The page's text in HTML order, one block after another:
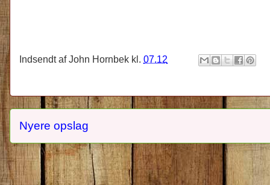
Indsendt afJohn Hornbek kl. 07.12
Nyere opslag